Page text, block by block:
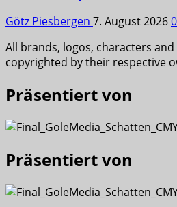
Götz Piesbergen 7. August 20260
All brands, logos, characters
copyrighted by their respective
Präsentiert von
Präsentiert von